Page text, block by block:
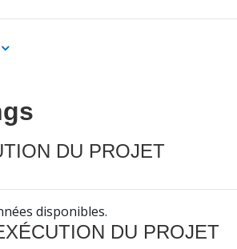
DU PROJET
disponibles.
DU PROJET